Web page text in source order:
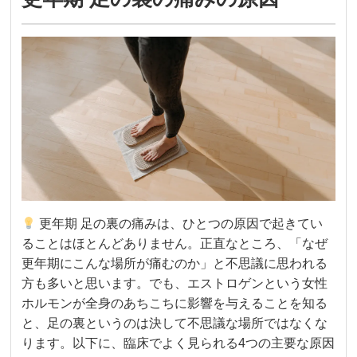
更年期 足の裏の痛みは、ひとつの原因で起きてい
ることはほとんどありません。正直なところ、「なぜ
更年期にこんな場所が痛むのか」と不思議に思われる
方も多いと思います。でも、エストロゲンという女性
ホルモンが全身のあちこちに影響を与えることを知る
と、足の裏というのは決して不思議な場所ではなくな
ります。以下に、臨床でよく見られる4つの主要な原因